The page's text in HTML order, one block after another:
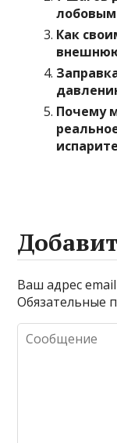
Как
внешнюю
Почему
Ваш адрес
Обязательные